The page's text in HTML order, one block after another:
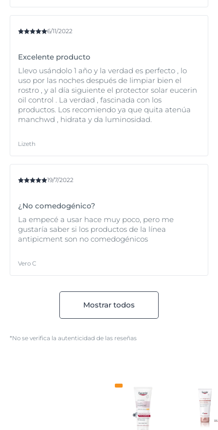
6/11/2022
Excelente producto
Llevo usándolo 1 año y la verdad es perfecto , lo
uso por las noches después de limpiar bien el
rostro , y al día siguiente el protector solar eucerin
oil control . La verdad , fascinada con los
productos. Los recomiendo ya que quita atenúa
manchwd , hidrata y da luminosidad.
Lizeth
19/7/2022
¿No comedogénico?
La empecé a usar hace muy poco, pero me
gustaría saber si los productos de la línea
antipicment son no comedogénicos
Vero C
Mostrar todos
*No se verifica la autenticidad de las reseñas